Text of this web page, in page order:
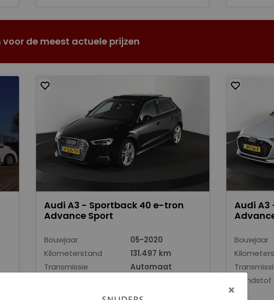
de meest actuele prijzen
Audi A3 - Sportback 40 e-tron
Advance Sport
Bouwjaar
05-2020
Kilometerstand
131.497 km
Transmissie
Automaat
Elektrisch
Audi A3
Bouwjaar
Brandstof
×